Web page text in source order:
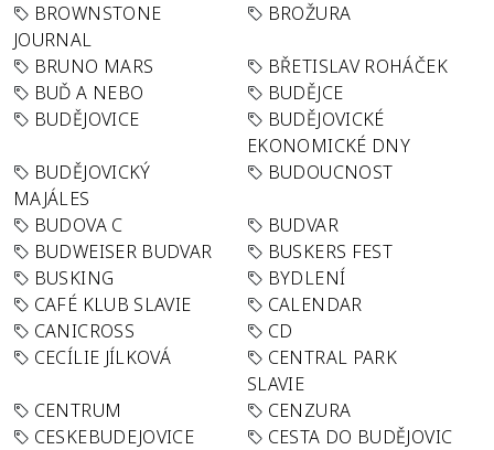
BROWNSTONE
JOURNAL
BROŽURA
BRUNO MARS
BŘETISLAV ROHÁČEK
BUĎ A NEBO
BUDĚJCE
BUDĚJOVICE
BUDĚJOVICKÉ
EKONOMICKÉ DNY
BUDĚJOVICKÝ
MAJÁLES
BUDOUCNOST
BUDOVA C
BUDVAR
BUDWEISER BUDVAR
BUSKERS FEST
BUSKING
BYDLENÍ
CAFÉ KLUB SLAVIE
CALENDAR
CANICROSS
CD
CECÍLIE JÍLKOVÁ
CENTRAL PARK
SLAVIE
CENTRUM
CENZURA
CESKEBUDEJOVICE
CESTA DO BUDĚJOVIC